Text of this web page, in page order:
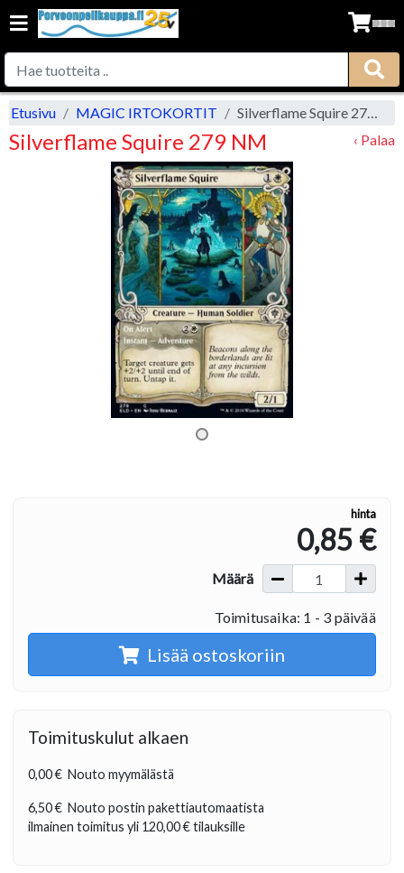
Etusivu MAGIC IRTOKORTIT Silverflame Squire 279 NM
Silverflame Squire 279 NM ‹ Palaa
hinta
0,85 €
Määrä
Toimitusaika: 1 - 3 päivää
Lisää ostoskoriin
Toimituskulut alkaen
0,00 € Nouto myymälästä
6,50 € Nouto postin pakettiautomaatista
ilmainen toimitus yli 120,00 €tilauksille